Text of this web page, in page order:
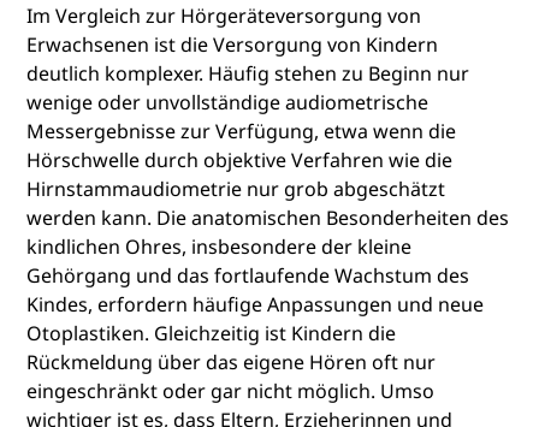
Im Vergleich zur Hörgeräteversorgung von
Erwachsenen ist die Versorgung von Kindern
deutlich komplexer. Häufig stehen zu Beginn nur
wenige oder unvollständige audiometrische
Messergebnisse zur Verfügung, etwa wenn die
Hörschwelle durch objektive Verfahren wie die
Hirnstammaudiometrie nur grob abgeschätzt
werden kann. Die anatomischen Besonderheiten des
kindlichen Ohres, insbesondere der kleine
Gehörgang und das fortlaufende Wachstum des
Kindes, erfordern häufige Anpassungen und neue
Otoplastiken. Gleichzeitig ist Kindern die
Rückmeldung über das eigene Hören oft nur
eingeschränkt oder gar nicht möglich. Umso
wichtiger ist es, dass Eltern, Erzieherinnen und